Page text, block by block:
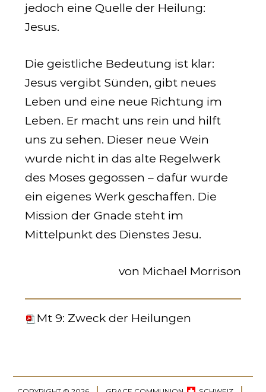
jedoch eine Quelle der Heilung:
Jesus.
Die geistliche Bedeutung ist klar:
Jesus vergibt Sünden, gibt neues
Leben und eine neue Richtung im
Leben. Er macht uns rein und hilft
uns zu sehen. Dieser neue Wein
wurde nicht in das alte Regelwerk
des Moses gegossen – dafür wurde
ein eigenes Werk geschaffen. Die
Mission der Gnade steht im
Mittelpunkt des Dienstes Jesu.
von Michael Morrison
Mt 9: Zweck der Heilungen